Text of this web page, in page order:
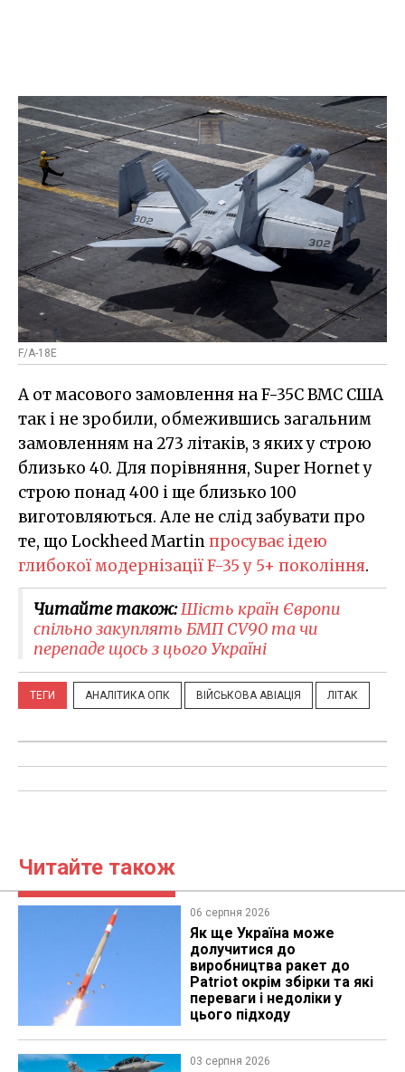
F/A-18E
А от масового замовлення на F-35C ВМС США
так і не зробили, обмежившись загальним
замовленням на 273 літаків, з яких у строю
близько 40. Для порівняння, Super Hornet у
строю понад 400 і ще близько 100
виготовляються. Але не слід забувати про
те, що Lockheed Martinпросуває ідею
глибокої модернізації F-35 у 5+ покоління.
Читайте також:Шість країн Європи
спільно закуплять БМП CV90 та чи
перепаде щось з цього Україні
ТЕГИ АНАЛІТИКА ОПК ВІЙСЬКОВА АВІАЦІЯ ЛІТАК
Читайте також
06 серпня 2026
Як ще Україна може
долучитися до
виробництва ракет до
Patriot окрім збірки та які
переваги і недоліки у
цього підходу
03 серпня 2026